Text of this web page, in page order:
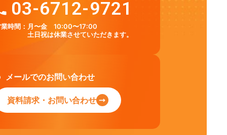
03-6712-9721
時間： 月〜金 10:00〜17:00
土日祝は休業させていただきます。
メールでのお問い合わせ
資料請求・お問い合わせ